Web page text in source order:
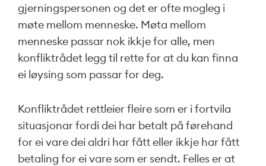
gjerningspersonen og det er ofte mogleg i
møte mellom menneske. Møta mellom
menneske passar nok ikkje for alle, men
konfliktrådet legg til rette for at du kan finna
ei løysing som passar for deg.
Konfliktrådet rettleier fleire som er i fortvila
situasjonar fordi dei har betalt på førehand
for ei vare dei aldri har fått eller ikkje har fått
betaling for ei vare som er sendt. Felles er at